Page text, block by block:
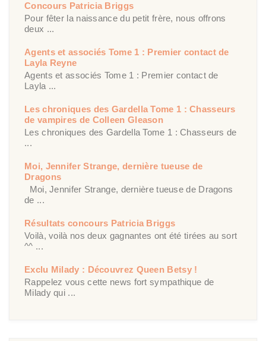
Concours Patricia Briggs
Pour fêter la naissance du petit frère, nous offrons
deux ...
Agents et associés Tome 1 : Premier contact de
Layla Reyne
Agents et associés Tome 1 : Premier contact de
Layla ...
Les chroniques des Gardella Tome 1 : Chasseurs
de vampires de Colleen Gleason
Les chroniques des Gardella Tome 1 : Chasseurs de
...
Moi, Jennifer Strange, dernière tueuse de
Dragons
Moi, Jennifer Strange, dernière tueuse de Dragons
de ...
Résultats concours Patricia Briggs
Voilà, voilà nos deux gagnantes ont été tirées au sort
^^ ...
Exclu Milady : Découvrez Queen Betsy !
Rappelez vous cette news fort sympathique de
Milady qui ...